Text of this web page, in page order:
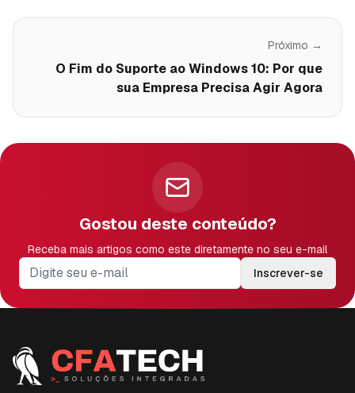
Próximo →
O Fim do Suporte ao Windows 10: Por que
sua Empresa Precisa Agir Agora
Gostou deste conteúdo?
Receba mais artigos como este diretamente no seu e-mail
Inscrever-se